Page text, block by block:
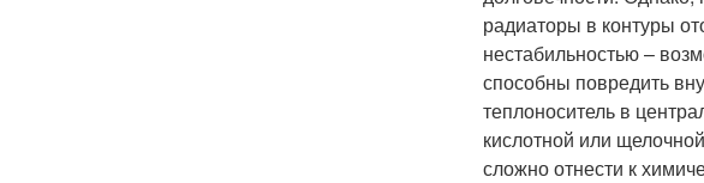
радиаторы в контуры
нестабильностью –
способны повредить
теплоноситель в
кислотной или
сложно отнести к